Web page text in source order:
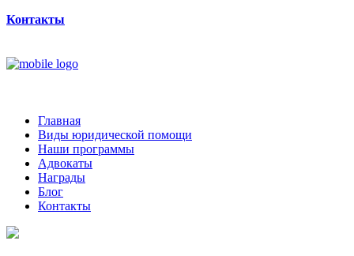
Контакты
Главная
Виды юридической помощи
Наши программы
Адвокаты
Награды
Блог
Контакты